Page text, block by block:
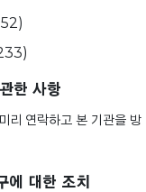
한 사항
리 연락하고 본 기관을 방
에 대한 조치